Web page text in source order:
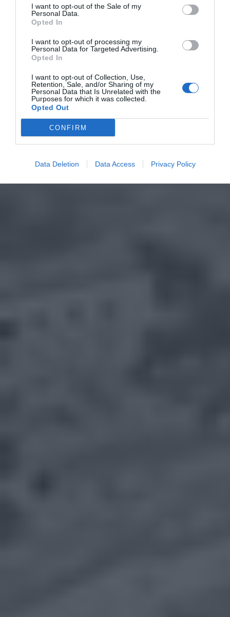
I want to opt-out of the Sale of my
Personal Data.
Opted In
I want to opt-out of processing my
Personal Data for Targeted Advertising.
Opted In
I want to opt-out of Collection, Use,
Retention, Sale, and/or Sharing of my
Personal Data that Is Unrelated with the
Purposes for which it was collected.
Opted Out
CONFIRM
Data Deletion Data Access Privacy Policy